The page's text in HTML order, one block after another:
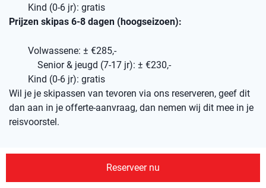
Kind (0-6 jr): gratis
Prijzen skipas 6-8 dagen (hoogseizoen):
Volwassene: ± €285,-
Senior & jeugd (7-17 jr): ± €230,-
Kind (0-6 jr): gratis
Wil je je skipassen van tevoren via ons reserveren, geef dit
dan aan in je offerte-aanvraag, dan nemen wij dit mee in je
reisvoorstel.
Pistekaart Trysil
Reserveer nu